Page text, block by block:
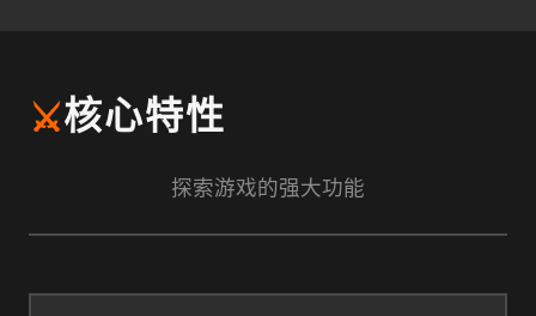
⚔️核心特性
探索游戏的强大功能